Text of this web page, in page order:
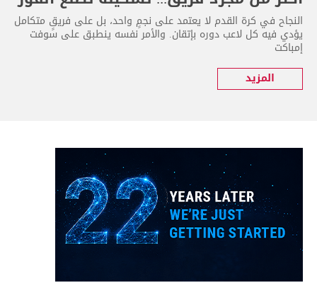
النجاح في كرة القدم لا يعتمد على نجمٍ واحد، بل على فريقٍ متكامل
يؤدي فيه كل لاعب دوره بإتقان. والأمر نفسه ينطبق على سوفت
إمباكت
المزيد